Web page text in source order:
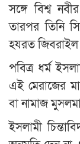
সঙ্গে বিশ্ব
তারপর তিনি
হযরত জিবরাইল
পবিত্র ধর্ম
এই মেরাজের
বা নামাজ
ইসলামী